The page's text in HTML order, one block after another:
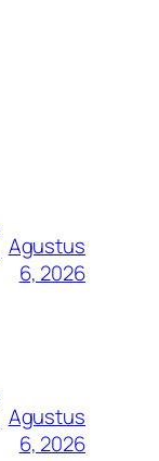
Agustus
6, 2026
Agustus
6, 2026